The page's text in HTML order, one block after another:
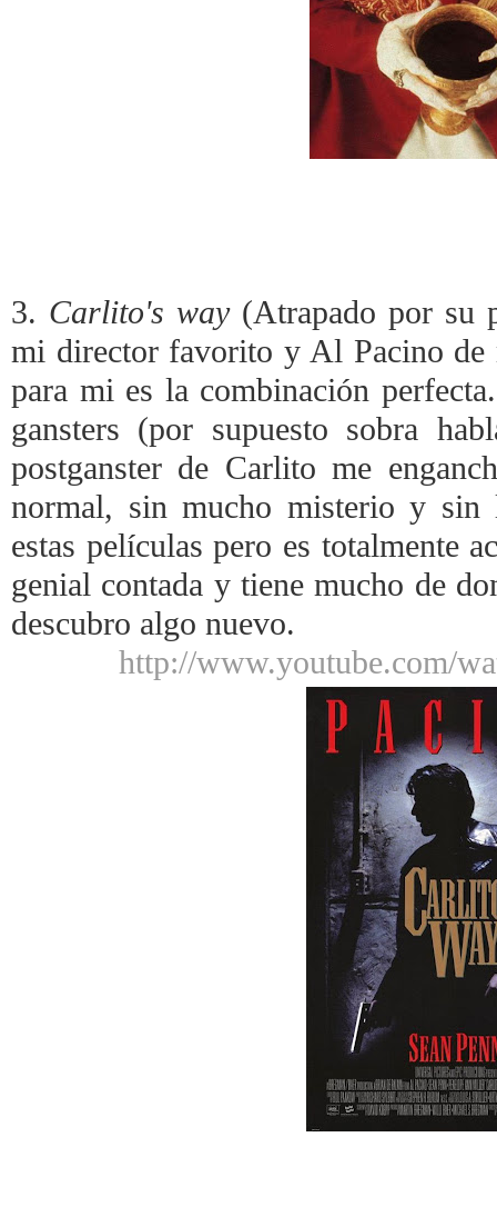
3. Carlito's way(Atrapado por su
mi director favorito y Al Pacino de
para mi es la combinación
gansters (por supuesto sobra
postganster de Carlito me
normal, sin mucho misterio y sin
estas películas pero es totalmente
genial contada y tiene mucho de
descubro algo nuevo.
http://www.youtube.com/